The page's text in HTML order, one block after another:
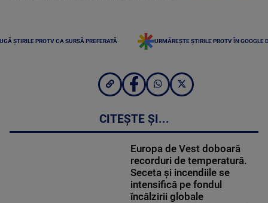
ȘTIRILE PROTV CA SURSĂ PREFERATĂ URMĂREȘTE ȘTIRILE PROTV ÎN GOOGLE
CITEȘTE ȘI...
Europa de Vest doboară
recorduri de temperatură.
Seceta și incendiile se
intensifică pe fondul
încălzirii globale